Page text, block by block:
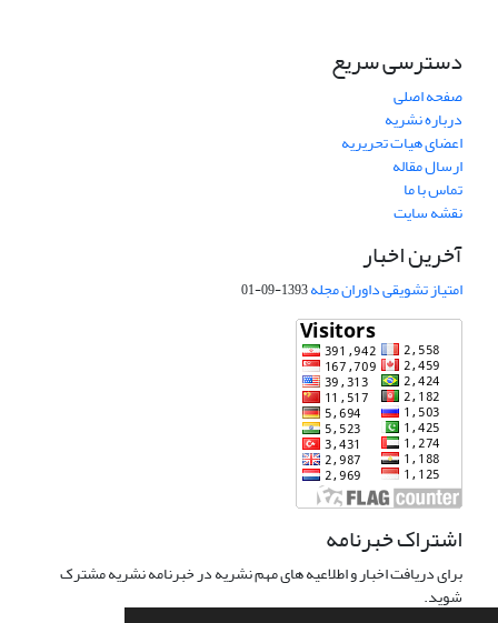
دسترسی سریع
صفحه اصلی
درباره نشریه
اعضای هیات تحریریه
ارسال مقاله
تماس با ما
نقشه سایت
آخرین اخبار
امتیاز تشویقی داوران مجله1393-09-01
اشتراک خبرنامه
برای دریافت اخبار و اطلاعیه های مهم نشریه در خبرنامه نشریه مشترک
شوید.